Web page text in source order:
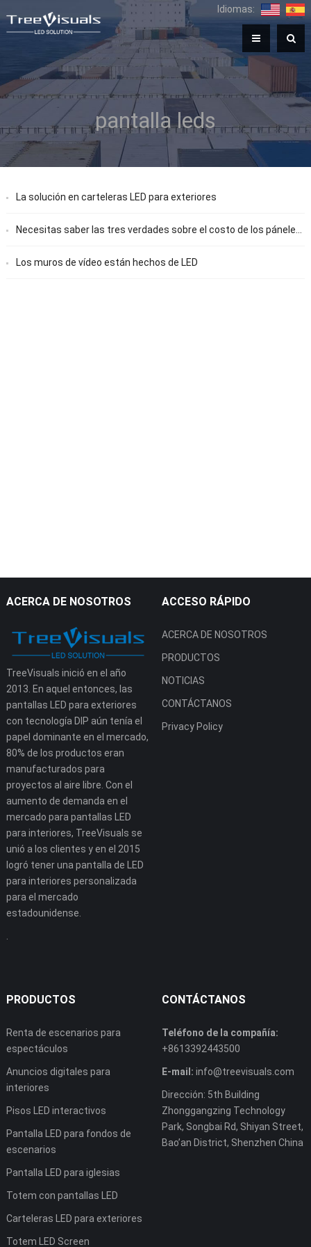
Idiomas:
pantalla leds
La solución en carteleras LED para exteriores
Necesitas saber las tres verdades sobre el costo de los páneles LED
Los muros de vídeo están hechos de LED
ACERCA DE NOSOTROS
TreeVisuals inició en el año
2013. En aquel entonces, las
pantallas LED para exteriores
con tecnología DIP aún tenía el
papel dominante en el mercado,
80% de los productos eran
manufacturados para
proyectos al aire libre. Con el
aumento de demanda en el
mercado para pantallas LED
para interiores, TreeVisuals se
unió a los clientes y en el 2015
logró tener una pantalla de LED
para interiores personalizada
para el mercado
estadounidense.
ACCESO RÁPIDO
ACERCA DE NOSOTROS
PRODUCTOS
NOTICIAS
CONTÁCTANOS
Privacy Policy
PRODUCTOS
Renta de escenarios para
espectáculos
Anuncios digitales para
interiores
Pisos LED interactivos
Pantalla LED para fondos de
escenarios
Pantalla LED para iglesias
Totem con pantallas LED
Carteleras LED para exteriores
Totem LED Screen
CONTÁCTANOS
Teléfono de la compañía:
+8613392443500
E-mail: info@treevisuals.com
Dirección: 5th Building
Zhonggangzing Technology
Park, Songbai Rd, Shiyan Street,
Bao’an District, Shenzhen China